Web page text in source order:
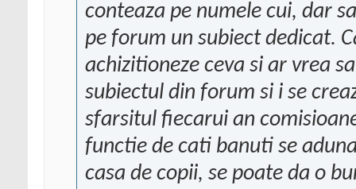
conteaza pe numele cui, dar
pe forum un subiect dedicat.
achizitioneze ceva si ar vrea
subiectul din forum si i se
sfarsitul fiecarui an
functie de cati banuti se
casa de copii, se poate da o